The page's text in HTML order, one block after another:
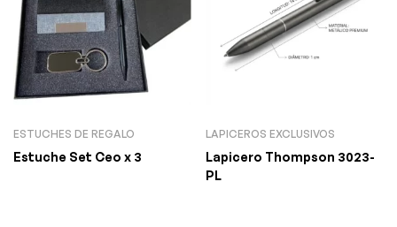
ESTUCHES DE REGALO
Estuche Set Ceo x 3
LAPICEROS EXCLUSIVOS
Lapicero Thompson 3023-
PL